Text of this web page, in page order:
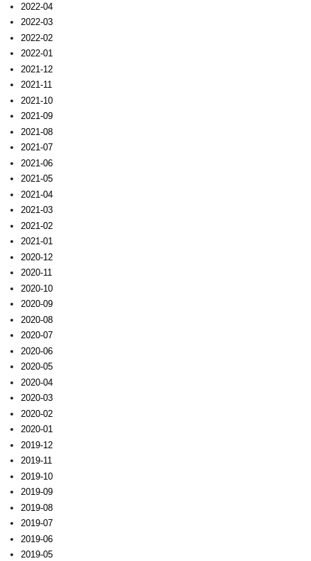
2022-04
2022-03
2022-02
2022-01
2021-12
2021-11
2021-10
2021-09
2021-08
2021-07
2021-06
2021-05
2021-04
2021-03
2021-02
2021-01
2020-12
2020-11
2020-10
2020-09
2020-08
2020-07
2020-06
2020-05
2020-04
2020-03
2020-02
2020-01
2019-12
2019-11
2019-10
2019-09
2019-08
2019-07
2019-06
2019-05